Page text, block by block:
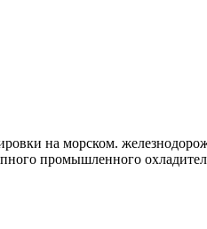
на морском.
промышленного